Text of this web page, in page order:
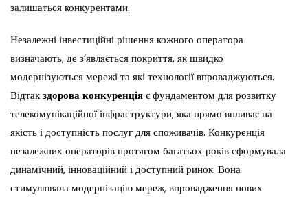
залишаться конкурентами.
Незалежні інвестиційні рішення кожного оператора
визначають, де з’являється покриття, як швидко
модернізуються мережі та які технології впроваджуються.
Відтакздорова конкуренція є фундаментом для розвитку
телекомунікаційної інфраструктури, яка прямо впливає на
якість і доступність послуг для споживачів. Конкуренція
незалежних операторів протягом багатьох років сформувала
динамічний, інноваційний і доступний ринок. Вона
стимулювала модернізацію мереж, впровадження нових